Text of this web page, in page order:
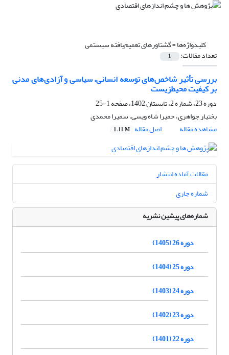
کلیدواژه‌ها =گشتاورهای تعمیم‌یافته سیستمی
تعداد مقالات: 1
بررسی تأثیر شاخص‌های توسعه انسانی، سیاسی و آزادی‌های مدنی
بر کیفیت محیط‌زیست
دوره 23، شماره 2، تابستان 1402، صفحه
1-25
بختیار جواهری، حمیرا شاه ویسی، سمیرا محمدی
مشاهده مقاله
اصل مقاله 1.11 M
مقالات آماده انتشار
شماره جاری
شماره‌های پیشین نشریه
دوره 26 (1405)
دوره 25 (1404)
دوره 24 (1403)
دوره 23 (1402)
دوره 22 (1401)